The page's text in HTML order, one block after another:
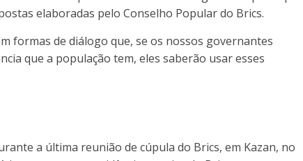
elaboradas pelo Conselho Popular do Brics.
formas de diálogo que, se os nossos governantes
que a população tem, eles saberão usar esses
a última reunião de cúpula do Brics, em Kazan, no